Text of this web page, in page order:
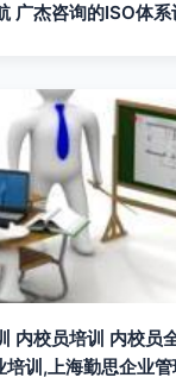
广杰咨询的ISO体
内校员培训 内校员
培训,上海勤思企业